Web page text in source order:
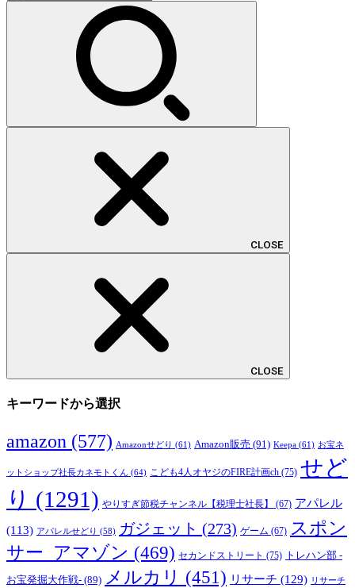
索:
CLOSE
CLOSE
キーワードから選択
amazon (577) Amazonせどり (61) Amazon販売 (91) Keepa (61) お宝ネ
ットショップ社長カネモトくん (64) こども4人オヤジのFIRE計画ch (75) せど
り (1291) やりすぎ節税チャンネル【税理士社長】 (67) アパレル
(113) アパレルせどり (58) ガジェット (273) ゲーム (67) スポン
サー_アマゾン (469) セカンドストリート (75) トレハン部 -
お宝発掘大作戦- (89) メルカリ (451) リサーチ (129) リサーチ